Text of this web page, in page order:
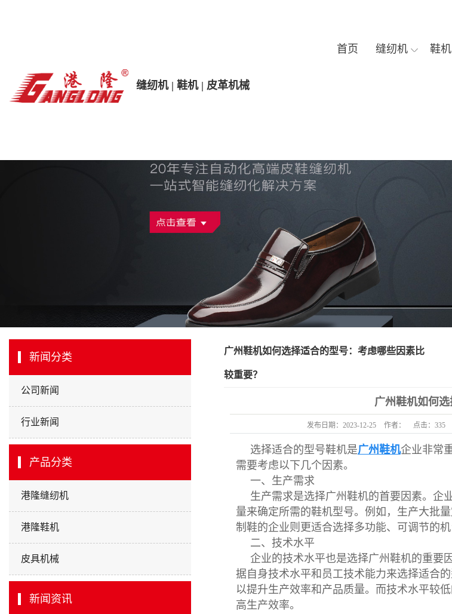
缝纫机 | 鞋机 | 皮革机械
首页 缝纫机 鞋机
新闻分类
公司新闻
行业新闻
产品分类
港隆缝纫机
港隆鞋机
皮具机械
新闻资讯
广州鞋机如何选择适合的型号：考虑哪些因素比
较重要？
广州鞋机如何
发布日期： 2023-12-25 作者： 点击： 335
选择适合的型号鞋机是广州鞋机企业非常
需要考虑以下几个因素。
一、生产需求
生产需求是选择广州鞋机的首要因素。企
量来确定所需的鞋机型号。例如，生产大批
制鞋的企业则更适合选择多功能、可调节的
二、技术水平
企业的技术水平也是选择广州鞋机的重要
据自身技术水平和员工技术能力来选择适合
以提升生产效率和产品质量。而技术水平较
高生产效率。